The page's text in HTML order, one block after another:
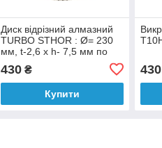
Диск відрізний алмазний
TURBO STHOR : Ø= 230
мм, t-2,6 х h- 7,5 мм по
кам, бетоні, кераміці [20]
430₴
Купити
430